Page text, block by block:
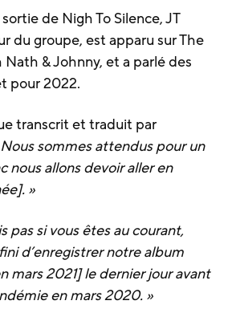
de Nigh To Silence, JT
du groupe, est apparu sur The
& Johnny, et a parlé des
pour 2022.
transcrit et traduit par
sommes attendus pour un
nous allons devoir aller en
»
pas si vous êtes au courant,
d’enregistrer notre album
mars 2021] le dernier jour avant
en mars 2020. »